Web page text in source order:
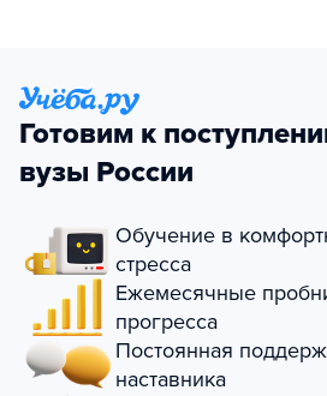
Готовим к
вузы России
Обучение в
стресса
Ежемесячные
прогресса
Постоянная
наставника